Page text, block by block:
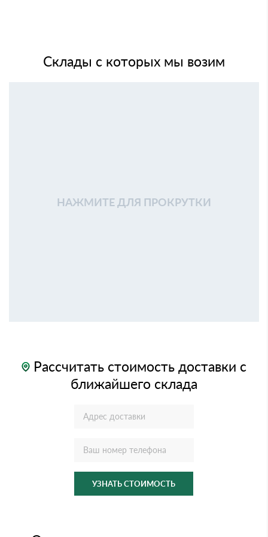
Склады с которых мы возим
НАЖМИТЕ ДЛЯ ПРОКРУТКИ
Рассчитать стоимость доставки с
ближайшего склада
УЗНАТЬ СТОИМОСТЬ